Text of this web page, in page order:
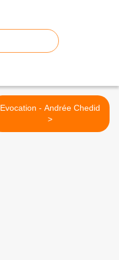
Evocation - Andrée Chedid
>